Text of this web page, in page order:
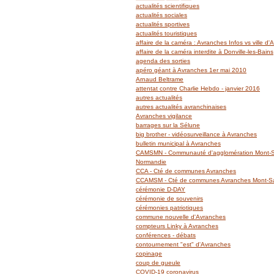
actualités scientifiques
actualités sociales
actualités sportives
actualités touristiques
affaire de la caméra : Avranches Infos vs ville
affaire de la caméra interdite à Donville-les-Bains
agenda des sorties
apéro géant à Avranches 1er mai 2010
Arnaud Beltrame
attentat contre Charlie Hebdo - janvier 2016
autres actualités
autres actualités avranchinaises
Avranches vigilance
barrages sur la Sélune
big brother - vidéosurveillance à Avranches
bulletin municipal à Avranches
CAMSMN - Communauté d'agglomération Mont-
Normandie
CCA - Cté de communes Avranches
CCAMSM - Cté de communes Avranches Mont-
cérémonie D-DAY
cérémonie de souvenirs
cérémonies patriotiques
commune nouvelle d'Avranches
compteurs Linky à Avranches
conférences - débats
contournement "est" d'Avranches
copinage
coup de gueule
COVID-19 coronavirus